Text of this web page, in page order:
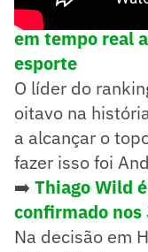
➡️Siga o Lance!
em tempo real
esporte
O líder do
oitavo na
a alcançar o
fazer isso foi
➡️ Thiago Wild
confirmado nos
Na decisão em